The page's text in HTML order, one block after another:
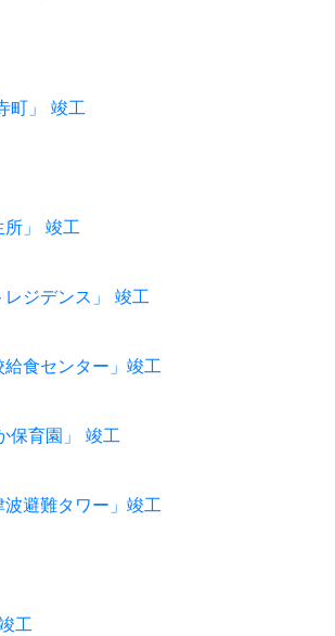
町」 竣工
所」 竣工
レジデンス」 竣工
給食センター」竣工
保育園」 竣工
波避難タワー」竣工
工